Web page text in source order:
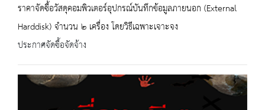
ราคาจัดซื้อวัสดุคอมพิวเตอร์อุปกรณ์บันทึกข้อมูลภายนอก (External
Harddisk) จำนวน ๒ เครื่อง โดยวิธีเฉพาะเจาะจง
ประกาศจัดซื้อจัดจ้าง